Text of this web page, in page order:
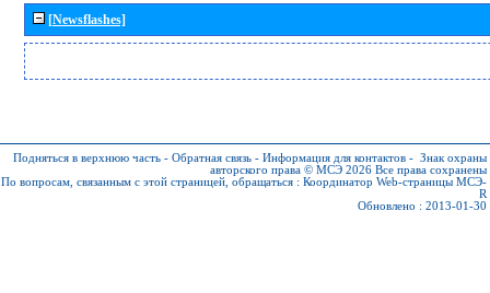
[Newsflashes]
Подняться в верхнюю часть - Обратная связь - Информация для контактов - Знак охраны
авторского права © МСЭ 2026 Все права сохранены
По вопросам, связанным с этой страницей, обращаться : Координатор Web-страницы МСЭ-
R
Обновлено : 2013-01-30